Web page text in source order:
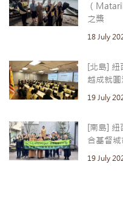
（
之槳
18 July
[北島]
越成就
19 July
[南島] 紐
合基督
19 July